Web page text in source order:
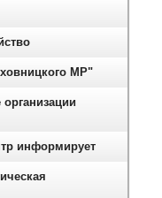
МР"
информирует